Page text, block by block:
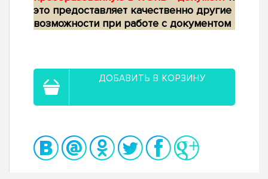
это предоставляет качественно другие
возможности при работе с документом
ДОБАВИТЬ В КОРЗИНУ